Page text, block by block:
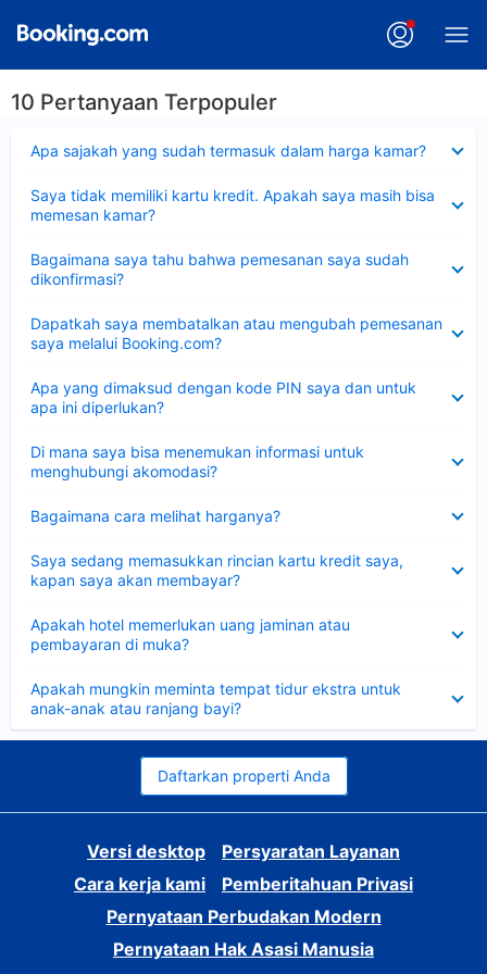
10 Pertanyaan Terpopuler
Apa sajakah yang sudah termasuk dalam harga kamar?
Saya tidak memiliki kartu kredit. Apakah saya masih bisa
memesan kamar?
Bagaimana saya tahu bahwa pemesanan saya sudah
dikonfirmasi?
Dapatkah saya membatalkan atau mengubah pemesanan
saya melalui Booking.com?
Apa yang dimaksud dengan kode PIN saya dan untuk
apa ini diperlukan?
Di mana saya bisa menemukan informasi untuk
menghubungi akomodasi?
Bagaimana cara melihat harganya?
Saya sedang memasukkan rincian kartu kredit saya,
kapan saya akan membayar?
Apakah hotel memerlukan uang jaminan atau
pembayaran di muka?
Apakah mungkin meminta tempat tidur ekstra untuk
anak-anak atau ranjang bayi?
Daftarkan properti Anda
Versi desktop
Persyaratan Layanan
Cara kerja kami
Pemberitahuan Privasi
Pernyataan Perbudakan Modern
Pernyataan Hak Asasi Manusia